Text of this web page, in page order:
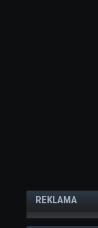
REKLAMA